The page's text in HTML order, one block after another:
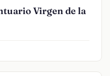
Virgen de la